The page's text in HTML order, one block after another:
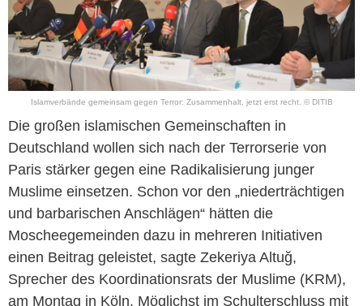
Islamverbände gemeinsam gegen Terror: Zusammenhalt, jetzt erst recht. © DITIB
Die großen islamischen Gemeinschaften in
Deutschland wollen sich nach der Terrorserie von
Paris stärker gegen eine Radikalisierung junger
Muslime einsetzen. Schon vor den „niederträchtigen
und barbarischen Anschlägen“ hätten die
Moscheegemeinden dazu in mehreren Initiativen
einen Beitrag geleistet, sagte Zekeriya Altuğ,
Sprecher des Koordinationsrats der Muslime (KRM),
am Montag in Köln. Möglichst im Schulterschluss mit